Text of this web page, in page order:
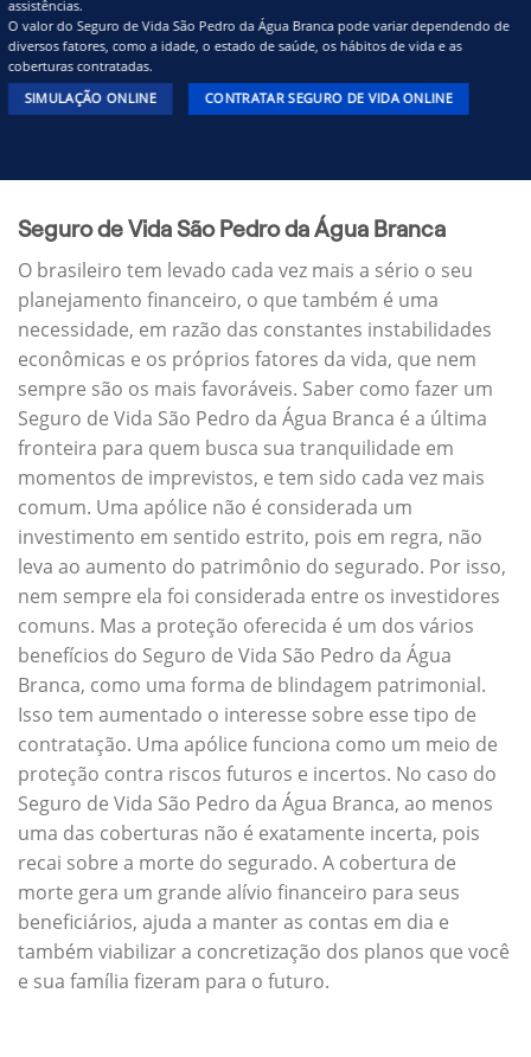
assistências.
O valor do Seguro de Vida São Pedro da Água Branca pode variar dependendo de
diversos fatores, como a idade, o estado de saúde, os hábitos de vida e as
coberturas contratadas.
SIMULAÇÃO ONLINE CONTRATAR SEGURO DE VIDA ONLINE
Seguro de Vida São Pedro da Água Branca
O brasileiro tem levado cada vez mais a sério o seu
planejamento financeiro, o que também é uma
necessidade, em razão das constantes instabilidades
econômicas e os próprios fatores da vida, que nem
sempre são os mais favoráveis. Saber como fazer um
Seguro de Vida São Pedro da Água Branca é a última
fronteira para quem busca sua tranquilidade em
momentos de imprevistos, e tem sido cada vez mais
comum. Uma apólice não é considerada um
investimento em sentido estrito, pois em regra, não
leva ao aumento do patrimônio do segurado. Por isso,
nem sempre ela foi considerada entre os investidores
comuns. Mas a proteção oferecida é um dos vários
benefícios do Seguro de Vida São Pedro da Água
Branca, como uma forma de blindagem patrimonial.
Isso tem aumentado o interesse sobre esse tipo de
contratação. Uma apólice funciona como um meio de
proteção contra riscos futuros e incertos. No caso do
Seguro de Vida São Pedro da Água Branca, ao menos
uma das coberturas não é exatamente incerta, pois
recai sobre a morte do segurado. A cobertura de
morte gera um grande alívio financeiro para seus
beneficiários, ajuda a manter as contas em dia e
também viabilizar a concretização dos planos que você
e sua família fizeram para o futuro.